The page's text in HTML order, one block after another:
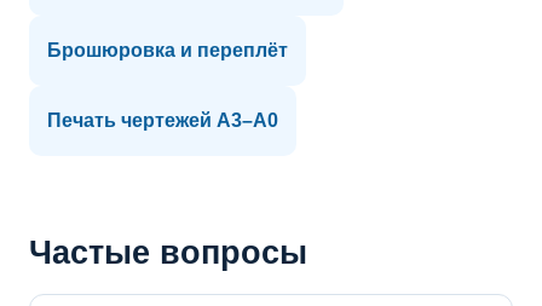
Брошюровка и переплёт
Печать чертежей A3–A0
Частые вопросы